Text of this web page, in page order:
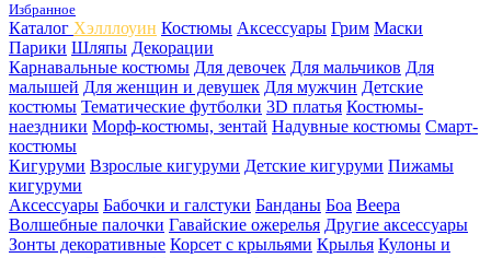
Избранное
Каталог Хэлллоуин Костюмы Аксессуары Грим Маски
Парики Шляпы Декорации
Карнавальные костюмы Для девочек Для мальчиков Для
малышей Для женщин и девушек Для мужчин Детские
костюмы Тематические футболки 3D платья Костюмы-
наездники Морф-костюмы, зентай Надувные костюмы Смарт-
костюмы
Кигуруми Взрослые кигуруми Детские кигуруми Пижамы
кигуруми
Аксессуары Бабочки и галстуки Банданы Боа Веера
Волшебные палочки Гавайские ожерелья Другие аксессуары
Зонты декоративные Корсет с крыльями Крылья Кулоны и